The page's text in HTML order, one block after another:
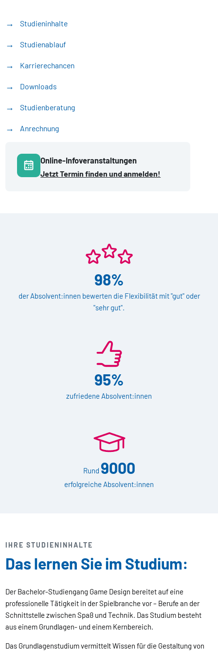
Studieninhalte
Studienablauf
Karrierechancen
Downloads
Studienberatung
Anrechnung
Online-Infoveranstaltungen
Jetzt Termin finden und anmelden!
98%
der Absolvent:innen bewerten die Flexibilität mit "gut" oder
"sehr gut".
95%
zufriedene Absolvent:innen
Rund 9000
erfolgreiche Absolvent:innen
IHRE STUDIENINHALTE
Das lernen Sie im Studium:
Der Bachelor-Studiengang Game Design bereitet auf eine
professionelle Tätigkeit in der Spielbranche vor – Berufe an der
Schnittstelle zwischen Spaß und Technik. Das Studium besteht
aus einem Grundlagen- und einem Kernbereich.
Das Grundlagenstudium vermittelt Wissen für die Gestaltung von